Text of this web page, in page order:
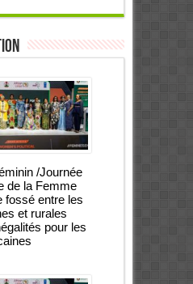
/Journée
de la Femme
fossé entre les
et rurales
pour les